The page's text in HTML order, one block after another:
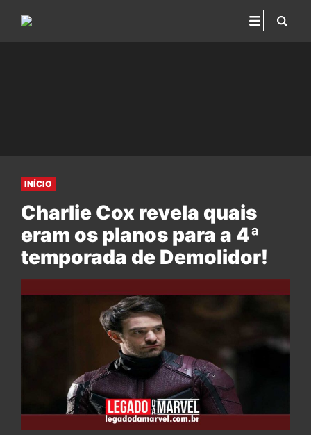
INÍCIO
Charlie Cox revela quais
eram os planos para a 4ª
temporada de Demolidor!